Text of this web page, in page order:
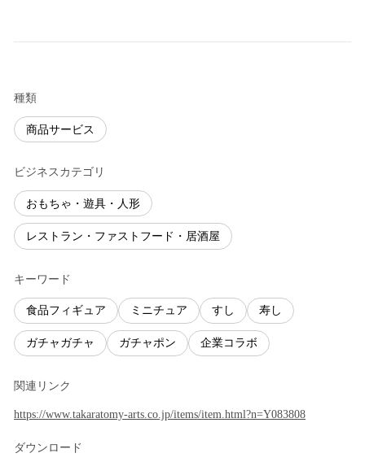
種類
商品サービス
ビジネスカテゴリ
おもちゃ・遊具・人形
レストラン・ファストフード・居酒屋
キーワード
食品フィギュア ミニチュア すし 寿し
ガチャガチャ ガチャポン 企業コラボ
関連リンク
https://www.takaratomy-arts.co.jp/items/item.html?n=Y083808
ダウンロード